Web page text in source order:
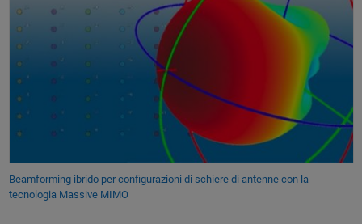
Beamforming ibrido per configurazioni di schiere di antenne con la
tecnologia Massive MIMO